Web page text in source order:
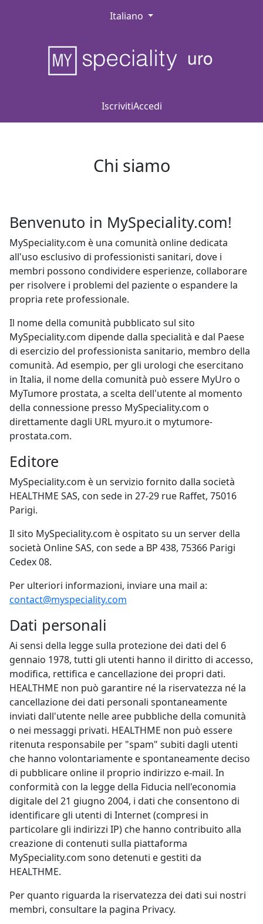
Italiano
uro
IscrivitiAccedi
Chi siamo
Benvenuto in MySpeciality.com!
MySpeciality.com è una comunità online dedicata
all'uso esclusivo di professionisti sanitari, dove i
membri possono condividere esperienze, collaborare
per risolvere i problemi del paziente o espandere la
propria rete professionale.
Il nome della comunità pubblicato sul sito
MySpeciality.com dipende dalla specialità e dal Paese
di esercizio del professionista sanitario, membro della
comunità. Ad esempio, per gli urologi che esercitano
in Italia, il nome della comunità può essere MyUro o
MyTumore prostata, a scelta dell'utente al momento
della connessione presso MySpeciality.com o
direttamente dagli URL myuro.it o mytumore-
prostata.com.
Editore
MySpeciality.com è un servizio fornito dalla società
HEALTHME SAS, con sede in 27-29 rue Raffet, 75016
Parigi.
Il sito MySpeciality.com è ospitato su un server della
società Online SAS, con sede a BP 438, 75366 Parigi
Cedex 08.
Per ulteriori informazioni, inviare una mail a:
contact@myspeciality.com
Dati personali
Ai sensi della legge sulla protezione dei dati del 6
gennaio 1978, tutti gli utenti hanno il diritto di accesso,
modifica, rettifica e cancellazione dei propri dati.
HEALTHME non può garantire né la riservatezza né la
cancellazione dei dati personali spontaneamente
inviati dall'utente nelle aree pubbliche della comunità
o nei messaggi privati. HEALTHME non può essere
ritenuta responsabile per "spam" subiti dagli utenti
che hanno volontariamente e spontaneamente deciso
di pubblicare online il proprio indirizzo e-mail. In
conformità con la legge della Fiducia nell'economia
digitale del 21 giugno 2004, i dati che consentono di
identificare gli utenti di Internet (compresi in
particolare gli indirizzi IP) che hanno contribuito alla
creazione di contenuti sulla piattaforma
MySpeciality.com sono detenuti e gestiti da
HEALTHME.
Per quanto riguarda la riservatezza dei dati sui nostri
membri, consultare la pagina Privacy.